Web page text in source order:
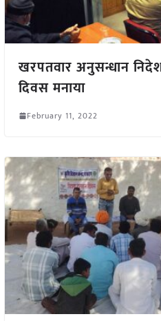
खरपतवार अनुसन्धान
दिवस मनाया
February 11, 2022